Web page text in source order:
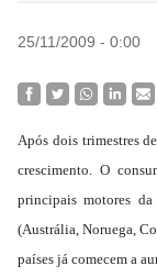
25/11/2009 - 0:00
Após dois trimestres
crescimento. O
principais motores da
(Austrália, Noruega,
países já comecem a